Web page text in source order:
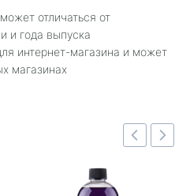
отличаться от
и года выпуска
интернет-магазина и может
магазинах
Быстрый просмотр